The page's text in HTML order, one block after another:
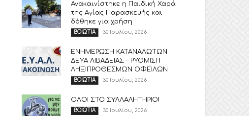
Ανακαινίστηκε η Παιδική Χαρά
της Αγίας Παρασκευής και
δόθηκε για χρήση
ΒΟΙΩΤΙΑ 30 Ιουλίου, 2026
ΕΝΗΜΕΡΩΣΗ ΚΑΤΑΝΑΛΩΤΩΝ
ΔΕΥΑ ΛΙΒΑΔΕΙΑΣ – ΡΥΘΜΙΣΗ
ΛΗΞΙΠΡΟΘΕΣΜΩΝ ΟΦΕΙΛΩΝ
ΒΟΙΩΤΙΑ 30 Ιουλίου, 2026
ΟΛΟΙ ΣΤΟ ΣΥΛΛΑΛΗΤΗΡΙΟ!
ΒΟΙΩΤΙΑ 30 Ιουλίου, 2026